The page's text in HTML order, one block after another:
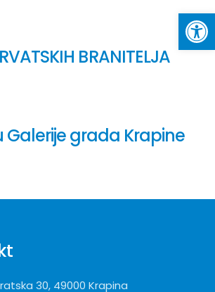
BRANITELJA
grada Krapine
30, 49000 Krapina